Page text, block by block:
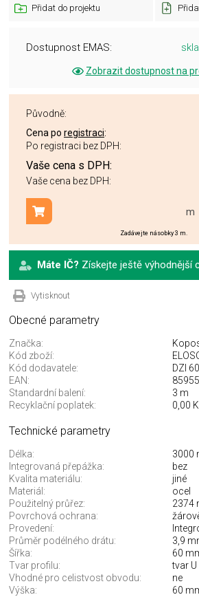
Přidat do projektu
Dostupnost EMAS:
Zobrazit dostupnost na
Původně:
Cena po registraci:
Po registraci bez DPH:
Vaše cena s DPH:
Vaše cena bez DPH:
m
Přidat do košíku
Zadávejte násobky 3 m.
Máte IČ? Získejte ještě výhodnější
Vytisknout
Obecné parametry
Značka:
Kód zboží:
Kód dodavatele:
DZI
EAN:
Standardní balení:
3 m
Recyklační poplatek:
0,00
Technické parametry
Délka:
3000
Integrovaná přepážka:
bez
Kvalita materiálu:
jiné
Materiál:
ocel
Použitelný průřez:
2374
Povrchová ochrana:
Provedení:
Průměr podélného drátu:
3,9
Šířka:
60
Tvar profilu:
tvar U
Vhodné pro celistvost obvodu:
ne
Výška:
60